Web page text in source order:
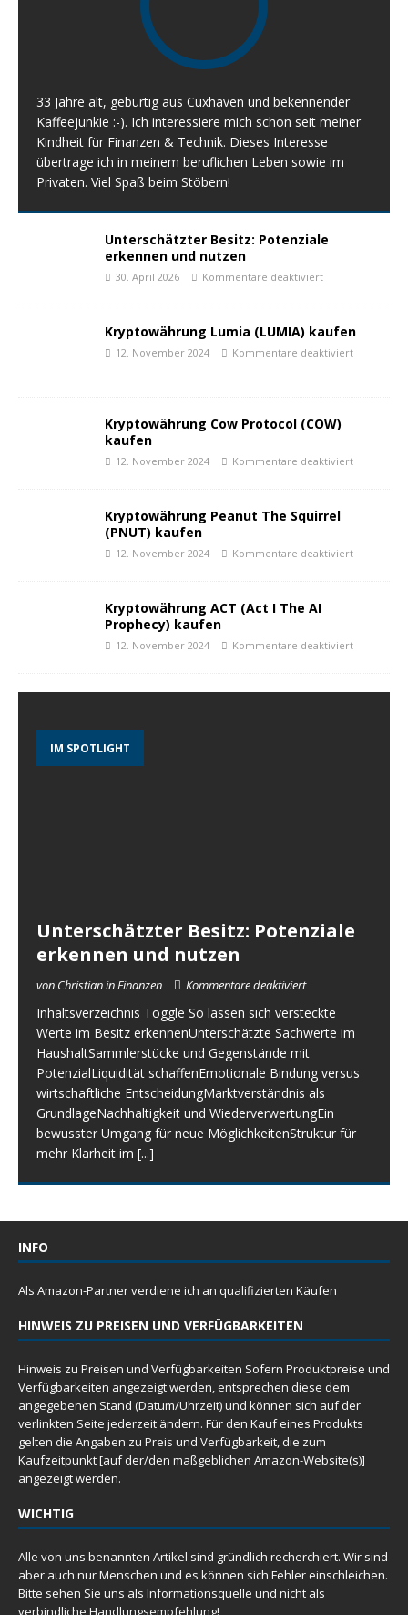
33 Jahre alt, gebürtig aus Cuxhaven und bekennender
Kaffeejunkie :-). Ich interessiere mich schon seit meiner
Kindheit für Finanzen & Technik. Dieses Interesse
übertrage ich in meinem beruflichen Leben sowie im
Privaten. Viel Spaß beim Stöbern!
Unterschätzter Besitz: Potenziale
erkennen und nutzen
30. April 2026 Kommentare deaktiviert
Kryptowährung Lumia (LUMIA) kaufen
12. November 2024 Kommentare deaktiviert
Kryptowährung Cow Protocol (COW)
kaufen
12. November 2024 Kommentare deaktiviert
Kryptowährung Peanut The Squirrel
(PNUT) kaufen
12. November 2024 Kommentare deaktiviert
Kryptowährung ACT (Act I The AI
Prophecy) kaufen
12. November 2024 Kommentare deaktiviert
IM SPOTLIGHT
Unterschätzter Besitz: Potenziale
erkennen und nutzen
von Christian in Finanzen Kommentare deaktiviert
Inhaltsverzeichnis Toggle So lassen sich versteckte
Werte im Besitz erkennenUnterschätzte Sachwerte im
HaushaltSammlerstücke und Gegenstände mit
PotenzialLiquidität schaffenEmotionale Bindung versus
wirtschaftliche EntscheidungMarktverständnis als
GrundlageNachhaltigkeit und WiederverwertungEin
bewusster Umgang für neue MöglichkeitenStruktur für
mehr Klarheit im [...]
INFO
Als Amazon-Partner verdiene ich an qualifizierten Käufen
HINWEIS ZU PREISEN UND VERFÜGBARKEITEN
Hinweis zu Preisen und Verfügbarkeiten Sofern Produktpreise und
Verfügbarkeiten angezeigt werden, entsprechen diese dem
angegebenen Stand (Datum/Uhrzeit) und können sich auf der
verlinkten Seite jederzeit ändern. Für den Kauf eines Produkts
gelten die Angaben zu Preis und Verfügbarkeit, die zum
Kaufzeitpunkt [auf der/den maßgeblichen Amazon-Website(s)]
angezeigt werden.
WICHTIG
Alle von uns benannten Artikel sind gründlich recherchiert. Wir sind
aber auch nur Menschen und es können sich Fehler einschleichen.
Bitte sehen Sie uns als Informationsquelle und nicht als